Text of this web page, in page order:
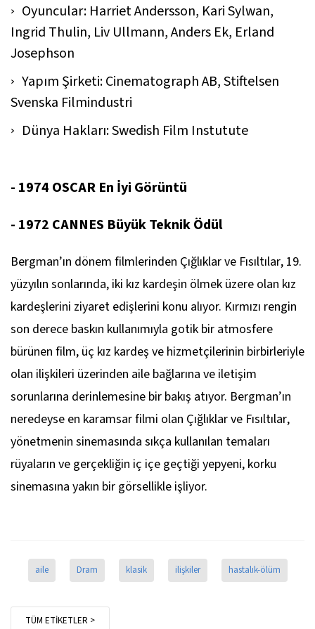
Oyuncular: Harriet Andersson, Kari Sylwan,
Ingrid Thulin, Liv Ullmann, Anders Ek, Erland
Josephson
Yapım Şirketi: Cinematograph AB, Stiftelsen
Svenska Filmindustri
Dünya Hakları: Swedish Film Instutute
- 1974 OSCAR En İyi Görüntü
- 1972 CANNES Büyük Teknik Ödül
Bergman’ın dönem filmlerinden Çığlıklar ve Fısıltılar, 19.
yüzyılın sonlarında, iki kız kardeşin ölmek üzere olan kız
kardeşlerini ziyaret edişlerini konu alıyor. Kırmızı rengin
son derece baskın kullanımıyla gotik bir atmosfere
bürünen film, üç kız kardeş ve hizmetçilerinin birbirleriyle
olan ilişkileri üzerinden aile bağlarına ve iletişim
sorunlarına derinlemesine bir bakış atıyor. Bergman’ın
neredeyse en karamsar filmi olan Çığlıklar ve Fısıltılar,
yönetmenin sinemasında sıkça kullanılan temaları
rüyaların ve gerçekliğin iç içe geçtiği yepyeni, korku
sinemasına yakın bir görsellikle işliyor.
aile Dram klasik ilişkiler hastalık-ölüm
TÜM ETİKETLER >